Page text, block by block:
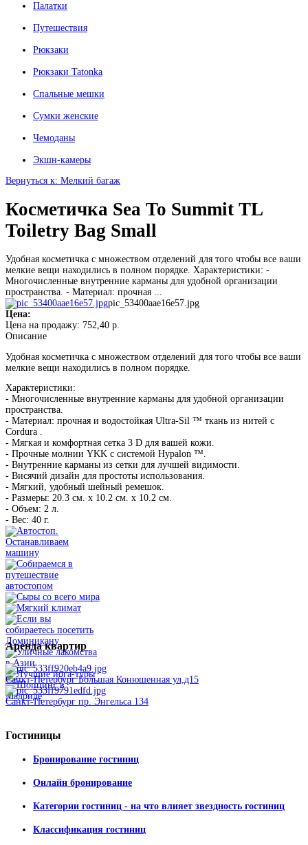
Палатки
Путешествия
Рюкзаки
Рюкзаки Tatonka
Спальные мешки
Сумки женские
Чемоданы
Экшн-камеры
Вернуться к: Мелкий багаж
Косметичка Sea To Summit TL
Toiletry Bag Small
Удобная косметичка с множеством отделений для того чтобы все ваши
мелкие вещи находились в полном порядке. Характеристики: -
Многочисленные внутренние карманы для удобной организации
пространства. - Материал: прочная ...
pic_53400aae16e57.jpg
Цена:
Цена на продажу: 752,40 р.
Описание
Удобная косметичка с множеством отделений для того чтобы все ваши
мелкие вещи находились в полном порядке.
Характеристики:
- Многочисленные внутренние карманы для удобной организации
пространства.
- Материал: прочная и водостойкая Ultra-Sil ™ ткань из нитей с
Cordura .
- Мягкая и комфортная сетка 3 D для вашей кожи.
- Прочные молнии YKK с системой Hypalon ™.
- Внутренние карманы из сетки для лучшей видимости.
- Висячий дизайн для простоты использования.
- Мягкий, удобный шейный ремешок.
- Размеры: 20.3 см. x 10.2 см. х 10.2 см.
- Объем: 2 л.
- Вес: 40 г.
Арендаквартир
Санкт-Петербург Большая Конюшенная ул,д15
Санкт-Петербург пр. Энгельса 134
Гостиницы
Бронирование гостиниц
Онлайн бронирование
Категории гостиниц - на что влияет звездность гостиниц
Классификация гостиниц